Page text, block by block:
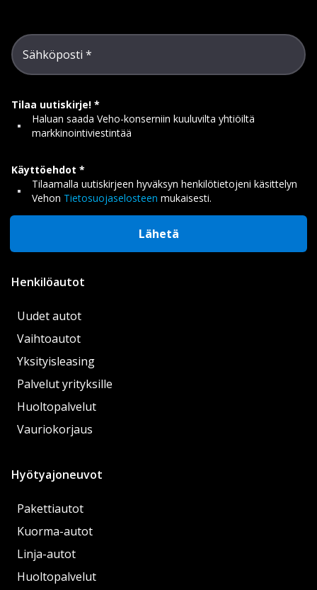
Sähköposti
Tilaa uutiskirje!
Haluan saada Veho-konserniin kuuluvilta yhtiöiltä
markkinointiviestintää
Käyttöehdot
Tilaamalla uutiskirjeen hyväksyn henkilötietojeni käsittelyn
Vehon Tietosuojaselosteen mukaisesti.
Lähetä
Henkilöautot
Uudet autot
Vaihtoautot
Yksityisleasing
Palvelut yrityksille
Huoltopalvelut
Vauriokorjaus
Hyötyajoneuvot
Pakettiautot
Kuorma-autot
Linja-autot
Huoltopalvelut